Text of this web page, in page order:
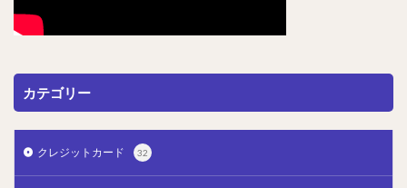
カテゴリー
クレジットカード 32